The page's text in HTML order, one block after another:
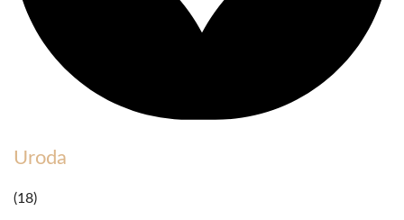
Uroda
(18)